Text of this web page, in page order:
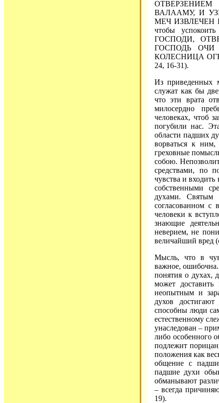
ОТВЕРЗЕНИЕМ
ВАЛААМУ, И
МЕЧ ИЗВЛЕЧЕН В
чтобы
ГОСПОДИ,
ГОСПОДЬ
КОЛЕСНИЦА
24, 16-31).
Из приведенных
служат как бы
что эти врата
милосердно
человеках, чтоб
погубили нас.
области падших
ворваться к
греховные
собою.
средствами, по
чувства и
собственными
духами. Святым
согласованном с
человеки к
знающие
неверием, не
величайший вред
Мысль, что в
важное, ошибочна.
понятия о духах,
может
неопытным и
духов
способны люди
естественному
унаследован –
либо особенного
подлежит
положения как
общение с
падшие духи
обманывают
– всегда
19).